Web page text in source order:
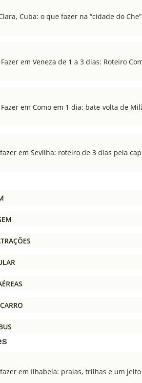
Cuba: o que fazer na “cidade do Che”
em Veneza de 1 a 3 dias: Roteiro
em Como em 1 dia: bate-volta de
em Sevilha: roteiro de 3 dias pela
em Ilhabela: praias, trilhas e um